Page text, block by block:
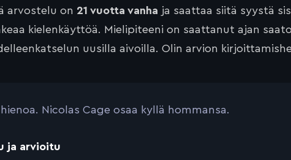
arvostelu on 21 vuotta vanha ja saattaa siitä syystä
kielenkäyttöä. Mielipiteeni on saattanut ajan
uusilla aivoilla. Olin arvion
Nicolas Cage osaa kyllä hommansa.
ja arvioitu